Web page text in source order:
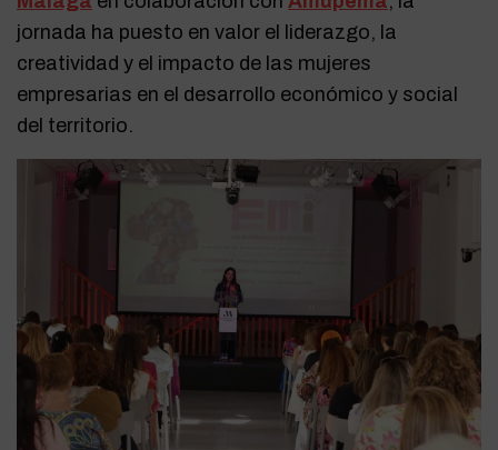
jornada ha puesto en valor el liderazgo, la
creatividad y el impacto de las mujeres
empresarias en el desarrollo económico y social
del territorio.